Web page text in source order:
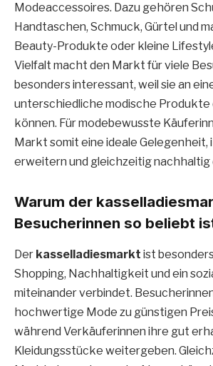
Modeaccessoires. Dazu gehören
Handtaschen, Schmuck, Gürtel und
Beauty-Produkte oder kleine
Vielfalt macht den Markt für viele
besonders interessant, weil sie an
unterschiedliche modische
können. Für modebewusste
Markt somit eine ideale Gelegenheit,
erweitern und gleichzeitig nachhaltig
Warum der
Besucherinnen so beliebt
Der kasselladiesmarkt ist
Shopping, Nachhaltigkeit und ein
miteinander verbindet.
hochwertige Mode zu günstigen
während Verkäuferinnen ihre gut
Kleidungsstücke weitergeben.